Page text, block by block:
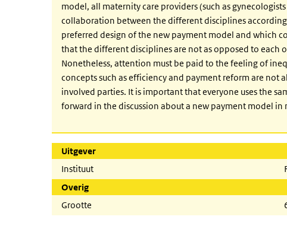
model, all maternity care providers (such as
collaboration between the different disciplines
preferred design of the new payment model and which
that the different disciplines are not as opposed to each
Nonetheless, attention must be paid to the feeling of
concepts such as efficiency and payment reform are not
involved parties. It is important that everyone uses the
forward in the discussion about a new payment model in
Uitgever
Instituut
Overig
Grootte